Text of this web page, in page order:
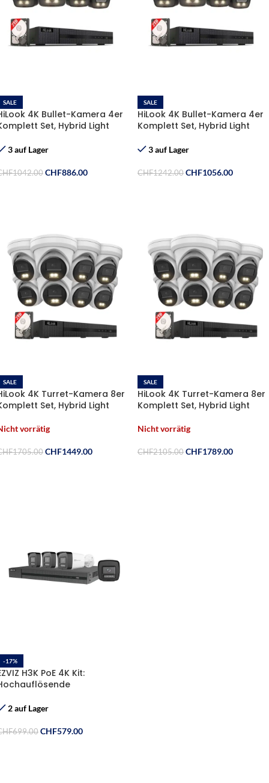
SALE
4K Bullet-Kamera 4er
Set, Hybrid Light
Fahrzeugerkennung,
3 auf Lager
1042.00 CHF886.00
SALE
HiLook 4K Bullet-Kamera 4er
Komplett Set, Hybrid Light
Person-/Fahrzeugerkennung,
Abschreckung
3 auf Lager
CHF1242.00 CHF1056.00
SALE
4K Turret-Kamera 8er
Set, Hybrid Light
Fahrzeugerkennung,
vorrätig
1705.00 CHF1449.00
SALE
HiLook 4K Turret-Kamera 8er
Komplett Set, Hybrid Light
Person-/Fahrzeugerkennung,
Abschreckung
Nicht vorrätig
CHF2105.00 CHF1789.00
-17%
H3K PoE 4K Kit:
2 auf Lager
699.00 CHF579.00